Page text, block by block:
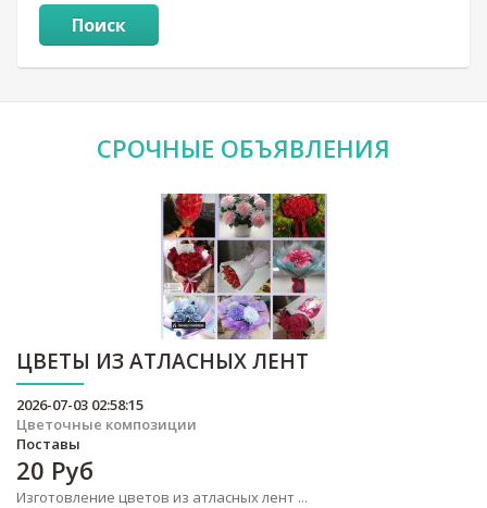
Поиск
СРОЧНЫЕ ОБЪЯВЛЕНИЯ
ЦВЕТЫ ИЗ АТЛАСНЫХ ЛЕНТ
2026-07-03 02:58:15
Цветочные композиции
Поставы
20 Руб
Изготовление цветов из атласных лент ...